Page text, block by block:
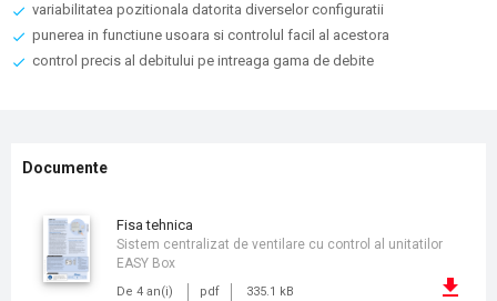
variabilitatea pozitionala datorita diverselor configuratii
punerea in functiune usoara si controlul facil al acestora
control precis al debitului pe intreaga gama de debite
Documente
fisa tehnica
De 4 an(i) pdf 335.1 kB
Sistem centralizat de ventilare cu control al unitatilor
EASY Box